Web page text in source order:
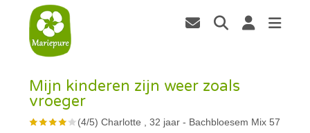
Mijn kinderen zijn weer zoals
vroeger
(4/5)Charlotte , 32 jaar - Bachbloesem Mix 57